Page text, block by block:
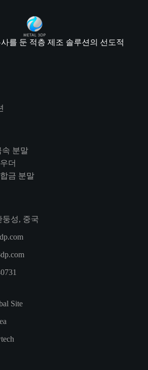
를 둔 적층 제조 솔루션의 선도적
속 분말
더
금 분말
둥성, 중국
Site